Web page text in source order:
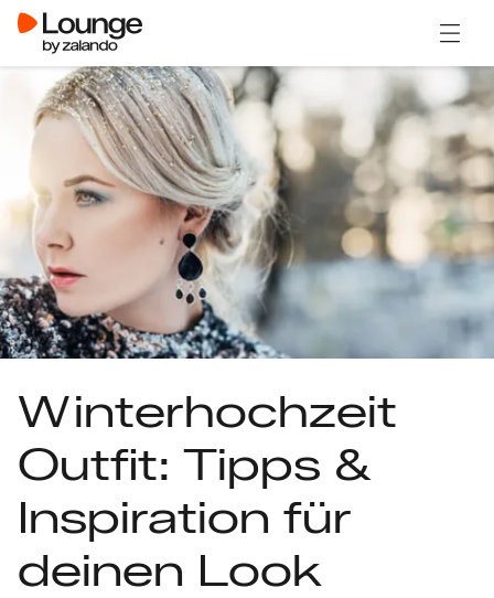
Winterhochzeit
Outfit: Tipps &
Inspiration für
deinen Look